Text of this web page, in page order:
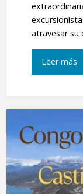
atravesar su
Leer más